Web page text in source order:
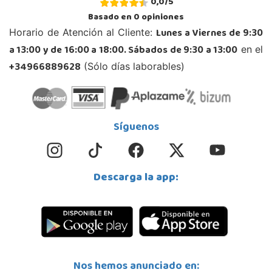
Carretera Armilla 29, Urb. Porcegram, 2
18100, Armilla
958183860
Localizar Tienda
Juguetilandia Barakaldo
Centro comercial Max Center Barrio, Kareaga K., s/n Planta 1 Local LC3
STOCK DISPONIBLE
Ciudad Real
Basado en0opiniones
Horario de Atención al Cliente: Lunes a Viernes de 9:30
a 13:00 y de 16:00 a 18:00. Sábados de 9:30 a 13:00 en el
+34966889628 (Sólo días laborables)
Síguenos
Descarga la app:
Nos hemos anunciado en: